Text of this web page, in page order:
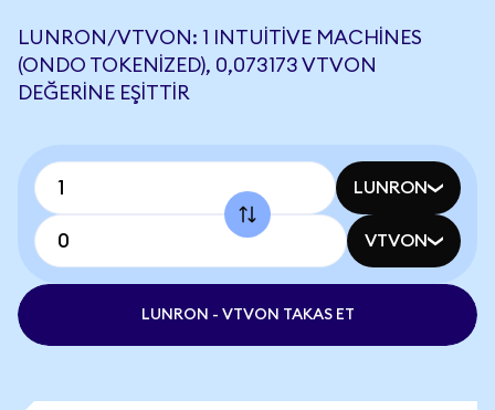
LUNRON/VTVON: 1 INTUITIVE MACHINES
(ONDO TOKENIZED), 0,073173 VTVON
DEĞERINE EŞITTIR
LUNRON
VTVON
LUNRON - VTVON TAKAS ET